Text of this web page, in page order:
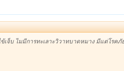
จ็บ ไมมีการทะเลาะวิวาทบาดหมาง มีแต่โรคภั